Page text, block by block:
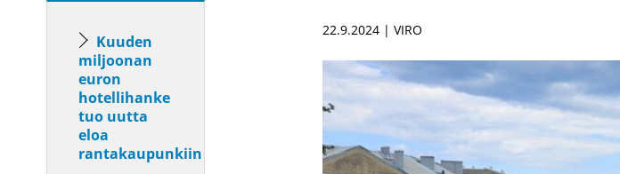
Kuuden
miljoonan
euron
hotellihanke
tuo uutta
eloa
rantakaupunkiin
22.9.2024 | VIRO